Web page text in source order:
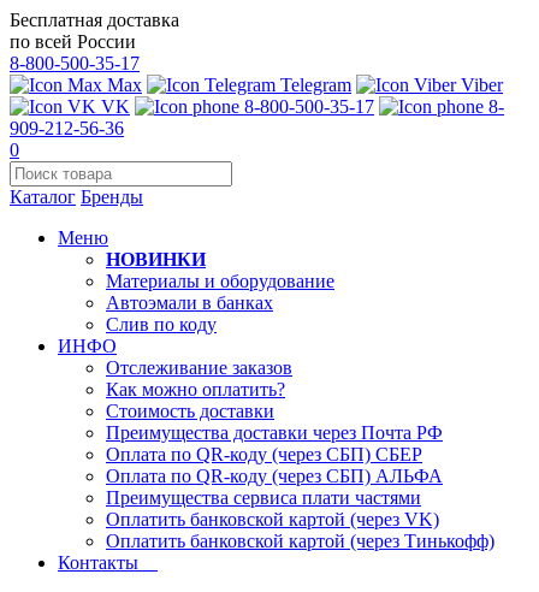
Бесплатная доставка
по всей России
8-800-500-35-17
Max
Telegram
Viber
VK
8-800-500-35-17
8-
909-212-56-36
0
Каталог Бренды
Меню
НОВИНКИ
Материалы и оборудование
Автоэмали в банках
Слив по коду
ИНФО
Отслеживание заказов
Как можно оплатить?
Стоимость доставки
Преимущества доставки через Почта РФ
Оплата по QR-коду (через СБП) СБЕР
Оплата по QR-коду (через СБП) АЛЬФА
Преимущества сервиса плати частями
Оплатить банковской картой (через VK)
Оплатить банковской картой (через Тинькофф)
Контакты